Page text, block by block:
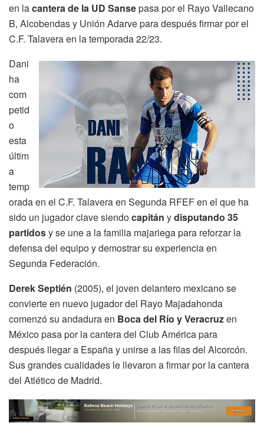
en lacantera de la UD Sansepasa por el Rayo Vallecano
B, Alcobendas y Unión Adarve para después firmar por el
C.F. Talavera en la temporada 22/23.
Dani
ha
com
petid
o
esta
últim
a
temp
orada en el C.F. Talavera en Segunda RFEF en el que ha
sido un jugador clave siendocapitán ydisputando 35
partidosy se une a la familia majariega para reforzar la
defensa del equipo y demostrar su experiencia en
Segunda Federación.
Derek Septién (2005), el joven delantero mexicano se
convierte en nuevo jugador del Rayo Majadahonda
comenzó su andadura en Boca del Río y Veracruzen
México pasa por la cantera del Club América para
después llegar a España y unirse a las filas del Alcorcón.
Sus grandes cualidades le llevaron a firmar por la cantera
del Atlético de Madrid.